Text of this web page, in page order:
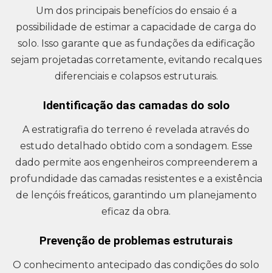
Um dos principais benefícios do ensaio é a
possibilidade de estimar a capacidade de carga do
solo. Isso garante que as fundações da edificação
sejam projetadas corretamente, evitando recalques
diferenciais e colapsos estruturais.
Identificação das camadas do solo
A estratigrafia do terreno é revelada através do
estudo detalhado obtido com a sondagem. Esse
dado permite aos engenheiros compreenderem a
profundidade das camadas resistentes e a existência
de lençóis freáticos, garantindo um planejamento
eficaz da obra.
Prevenção de problemas estruturais
O conhecimento antecipado das condições do solo